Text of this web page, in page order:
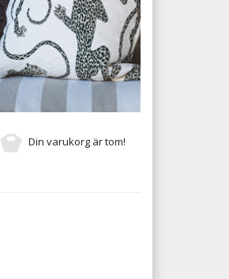
Din varukorg är tom!